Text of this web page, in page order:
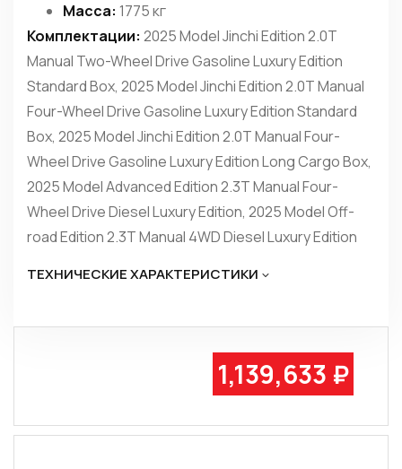
Масса: 1775 кг
Комплектации: 2025 Model Jinchi Edition 2.0T
Manual Two-Wheel Drive Gasoline Luxury Edition
Standard Box, 2025 Model Jinchi Edition 2.0T Manual
Four-Wheel Drive Gasoline Luxury Edition Standard
Box, 2025 Model Jinchi Edition 2.0T Manual Four-
Wheel Drive Gasoline Luxury Edition Long Cargo Box,
2025 Model Advanced Edition 2.3T Manual Four-
Wheel Drive Diesel Luxury Edition, 2025 Model Off-
road Edition 2.3T Manual 4WD Diesel Luxury Edition
ТЕХНИЧЕСКИЕ ХАРАКТЕРИСТИКИ
1,139,633 ₽